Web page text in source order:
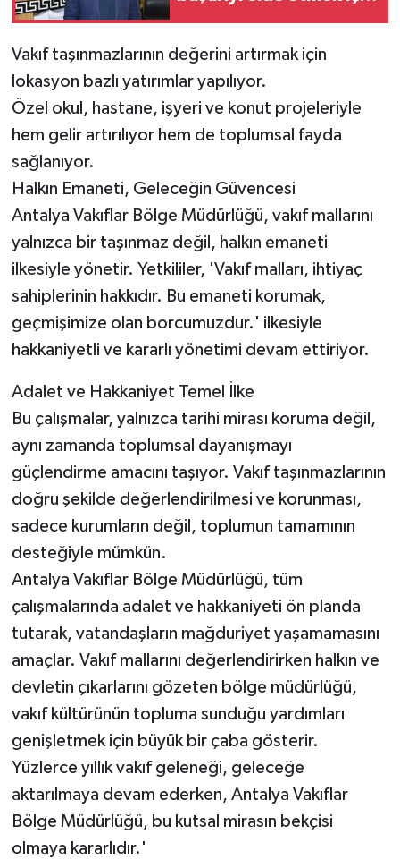
Vakıf taşınmazlarının değerini artırmak için
lokasyon bazlı yatırımlar yapılıyor.
Özel okul, hastane, işyeri ve konut projeleriyle
hem gelir artırılıyor hem de toplumsal fayda
sağlanıyor.
Halkın Emaneti, Geleceğin Güvencesi
Antalya Vakıflar Bölge Müdürlüğü, vakıf mallarını
yalnızca bir taşınmaz değil, halkın emaneti
ilkesiyle yönetir. Yetkililer, 'Vakıf malları, ihtiyaç
sahiplerinin hakkıdır. Bu emaneti korumak,
geçmişimize olan borcumuzdur.' ilkesiyle
hakkaniyetli ve kararlı yönetimi devam ettiriyor.
Adalet ve Hakkaniyet Temel İlke
Bu çalışmalar, yalnızca tarihi mirası koruma değil,
aynı zamanda toplumsal dayanışmayı
güçlendirme amacını taşıyor. Vakıf taşınmazlarının
doğru şekilde değerlendirilmesi ve korunması,
sadece kurumların değil, toplumun tamamının
desteğiyle mümkün.
Antalya Vakıflar Bölge Müdürlüğü, tüm
çalışmalarında adalet ve hakkaniyeti ön planda
tutarak, vatandaşların mağduriyet yaşamamasını
amaçlar. Vakıf mallarını değerlendirirken halkın ve
devletin çıkarlarını gözeten bölge müdürlüğü,
vakıf kültürünün topluma sunduğu yardımları
genişletmek için büyük bir çaba gösterir.
Yüzlerce yıllık vakıf geleneği, geleceğe
aktarılmaya devam ederken, Antalya Vakıflar
Bölge Müdürlüğü, bu kutsal mirasın bekçisi
olmaya kararlıdır.'